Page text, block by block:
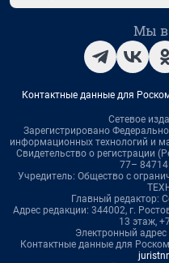
Мы в
Контактные данные для
Сетевое
Зарегистрировано
информационных технологий и
Свидетельство о регистрации
77– 84714
Учредитель: Общество с
Главный редактор:
Адрес редакции: 344002, г.
13 этаж,
Электронный адрес
Контактные данные для